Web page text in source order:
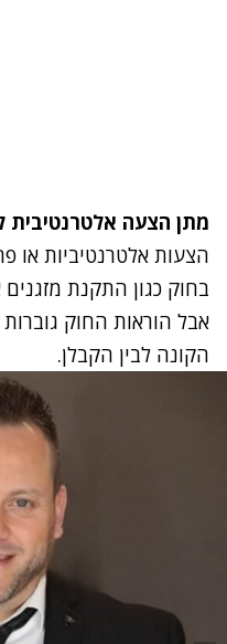
מתן הצעה אלטרנטיבית
הצעות אלטרנטיביות או
בחוק כגון התקנת מזגנים
אבל הוראות החוק
הקונה לבין הקבלן.